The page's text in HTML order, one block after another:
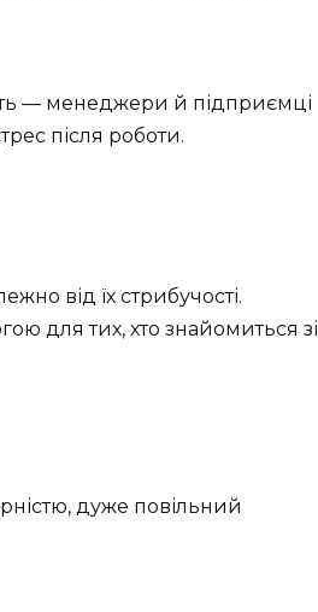
— менеджери й підприємці
після роботи.
від їх стрибучості.
для тих, хто знайомиться зі
дуже повільний